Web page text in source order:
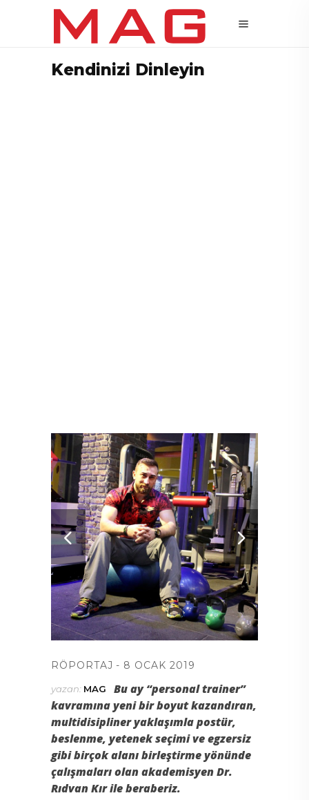
Kendinizi Dinleyin
RÖPORTAJ 8 OCAK 2019
yazan: MAG
Bu ay “personal trainer”
kavramına yeni bir boyut kazandıran,
multidisipliner yaklaşımla postür,
beslenme, yetenek seçimi ve egzersiz
gibi birçok alanı birleştirme yönünde
çalışmaları olan akademisyen Dr.
Rıdvan Kır ile beraberiz.